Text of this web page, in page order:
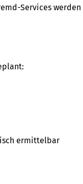
Services
ermittelbar